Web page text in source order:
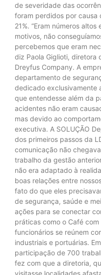
de severidade das
foram perdidos por causa
21%. “Eram números
motivos, não
percebemos que eram
diz Paola Giglioti, diretora
Dreyfus Company. A
departamento de
dedicado exclusivamente
que entendesse além da
acidentes não eram
mas devido ao
executiva. A SOLUÇÃO
dos primeiros passos da
comunicação não
trabalho da gestão
não era adaptado à
boas relações entre
fato do que eles
de segurança, saúde e
ações para se conectar
práticas como o Café
funcionários se reúnem
industriais e portuárias.
participação de 700
fez com que a diretoria,
visitasse localidades